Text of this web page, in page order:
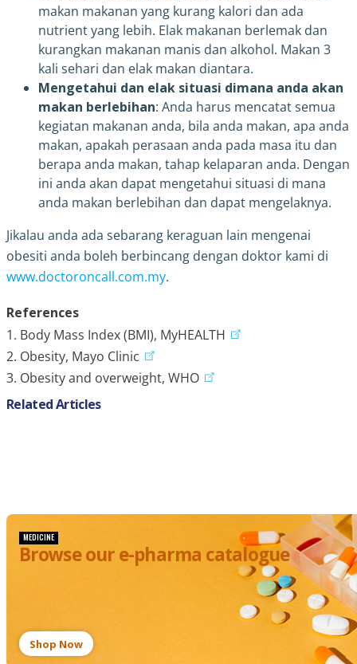
makan makanan yang kurang kalori dan ada
nutrient yang lebih. Elak makanan berlemak dan
kurangkan makanan manis dan alkohol. Makan 3
kali sehari dan elak makan diantara.
Mengetahui dan elak situasi dimana anda akan
makan berlebihan: Anda harus mencatat semua
kegiatan makanan anda, bila anda makan, apa anda
makan, apakah perasaan anda pada masa itu dan
berapa anda makan, tahap kelaparan anda. Dengan
ini anda akan dapat mengetahui situasi di mana
anda makan berlebihan dan dapat mengelaknya.
Jikalau anda ada sebarang keraguan lain mengenai
obesiti anda boleh berbincang dengan doktor kami di
www.doctoroncall.com.my.
References
1. Body Mass Index (BMI), MyHEALTH
2. Obesity, Mayo Clinic
3. Obesity and overweight, WHO
Related Articles
MEDICINE
Browse our e-pharma catalogue
Shop Now